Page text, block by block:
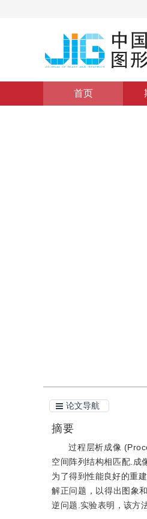
首页
论文导航
摘要
过程层析成像
空间阵列结构相匹配.成
为了得到性能良好的重
解正问题，以得出图象
逆问题.实验表明，该方